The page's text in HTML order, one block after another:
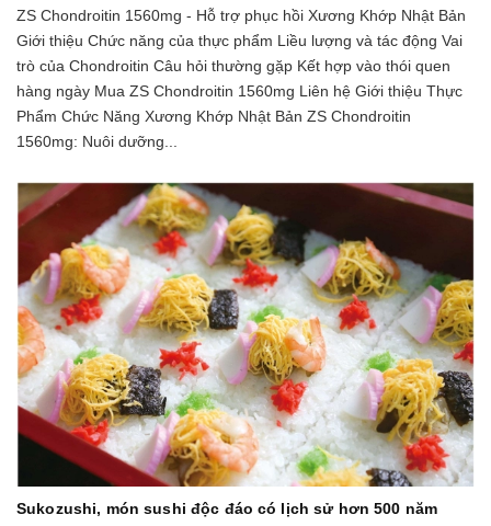
ZS Chondroitin 1560mg - Hỗ trợ phục hồi Xương Khớp Nhật Bản
Giới thiệu Chức năng của thực phẩm Liều lượng và tác động Vai
trò của Chondroitin Câu hỏi thường gặp Kết hợp vào thói quen
hàng ngày Mua ZS Chondroitin 1560mg Liên hệ Giới thiệu Thực
Phẩm Chức Năng Xương Khớp Nhật Bản ZS Chondroitin
1560mg: Nuôi dưỡng...
Sukozushi, món sushi độc đáo có lịch sử hơn 500 năm